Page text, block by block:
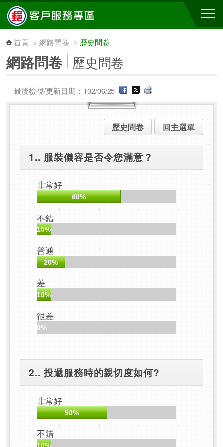
跳到主要內容區塊
首頁 >網路問卷 > 歷史問卷
網路問卷 歷史問卷
最後檢視/更新日期：102/06/25
歷史問卷 回主選單
1.. 服裝儀容是否令您滿意？
非常好
60%
不錯
10%
普通
20%
差
10%
很差
0%
2.. 投遞服務時的親切度如何?
非常好
50%
不錯
10%